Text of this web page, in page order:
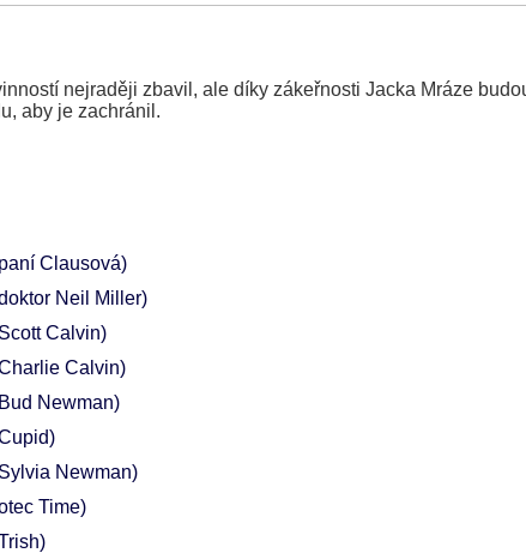
nejraději zbavil, ale díky zákeřnosti Jacka Mráze
aby je zachránil.
Clausová)
Neil Miller)
Calvin)
Calvin)
Newman)
Newman)
Time)